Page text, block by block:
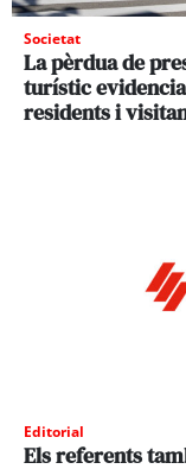
Societat
La pèrdua de
turístic evidencia
residents i
Editorial
Els referents